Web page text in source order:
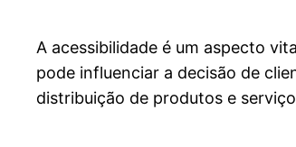
A acessibilidade é um aspecto
pode influenciar a decisão de
distribuição de produtos e